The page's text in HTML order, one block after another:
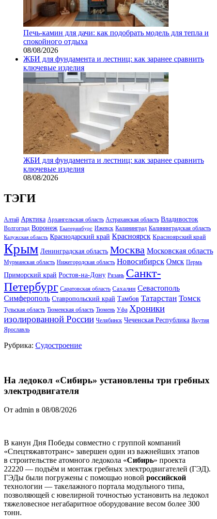
Печь-камин для дачи: как подобрать модель для тепла и
спокойного отдыха
08/08/2026
ЖБИ для фундамента и лестниц: как заранее сравнить
ключевые изделия
ЖБИ для фундамента и лестниц: как заранее сравнить
ключевые изделия
08/08/2026
ТЭГИ
Алтай Арктика Архангельская область Астраханская область Владивосток
Волгоград Воронеж Екатеринбург Ижевск Калининград Калининградская область
Калужская область Краснодарский край Красноярск Красноярский край
Крым Ленинградская область Москва Московская область
Мурманская область Нижегородская область Новосибирск Омск Пермь
Приморский край Ростов-на-Дону Рязань Санкт-
Петербург Саратовская область Сахалин Севастополь
Симферополь Ставропольский край Тамбов Татарстан Томск
Тульская область Тюменская область Тюмень Уфа Хроники
изолированной России Челябинск Чеченская Республика Якутия
Ярославль
Рубрика: Судостроение
На ледокол «Сибирь» установлены три гребных
электродвигателя
От admin в 08/08/2026
В канун Дня Победы совместно с группой компаний
«Спецтяжавтотранс» завершен один из важнейших этапов
в строительстве атомного ледокола «Сибирь» проекта
22220 — подъём и монтаж гребных электродвигателей (ГЭД).
ГЭДы были погружены с помощью новой российской
технологии — такелажного портала модульного типа,
позволяющей с ювелирной точностью установить на ледокол
тяжеловесное негабаритное оборудование весом более 300
тонн.